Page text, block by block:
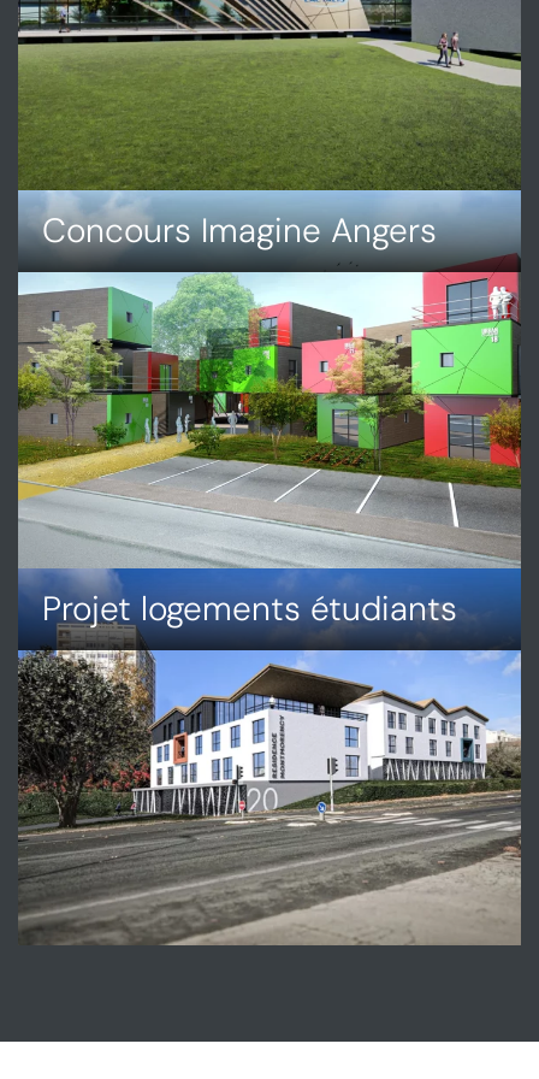
Concours Imagine Angers
DÉCOUVRIR
CONCOURS
IMAGINE
ANGERS
Projet logements étudiants
DÉCOUVRIR
PROJET
LOGEMENTS
ÉTUDIANTS